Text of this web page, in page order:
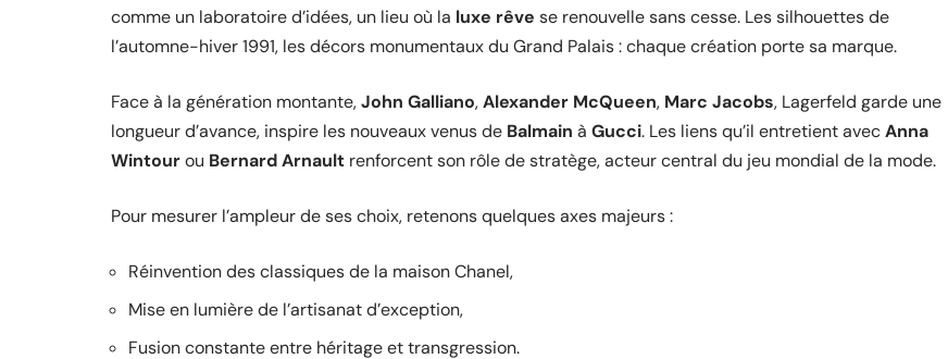
comme un laboratoire d’idées, un lieu où la luxe rêve se renouvelle sans cesse. Les silhouettes de
l’automne-hiver 1991, les décors monumentaux du Grand Palais : chaque création porte sa marque.
Face à la génération montante,John Galliano,Alexander McQueen, Marc Jacobs, Lagerfeld garde une
longueur d’avance, inspire les nouveaux venus de Balmain à Gucci. Les liens qu’il entretient avecAnna
Wintourou Bernard Arnault renforcent son rôle de stratège, acteur central du jeu mondial de la mode.
Pour mesurer l’ampleur de ses choix, retenons quelques axes majeurs :
Réinvention des classiques de la maison Chanel,
Mise en lumière de l’artisanat d’exception,
Fusion constante entre héritage et transgression.